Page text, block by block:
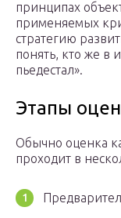
принципах
применяемых
стратегию
понять, кто же в
пьедестал».
Этапы
Обычно оценка
проходит в